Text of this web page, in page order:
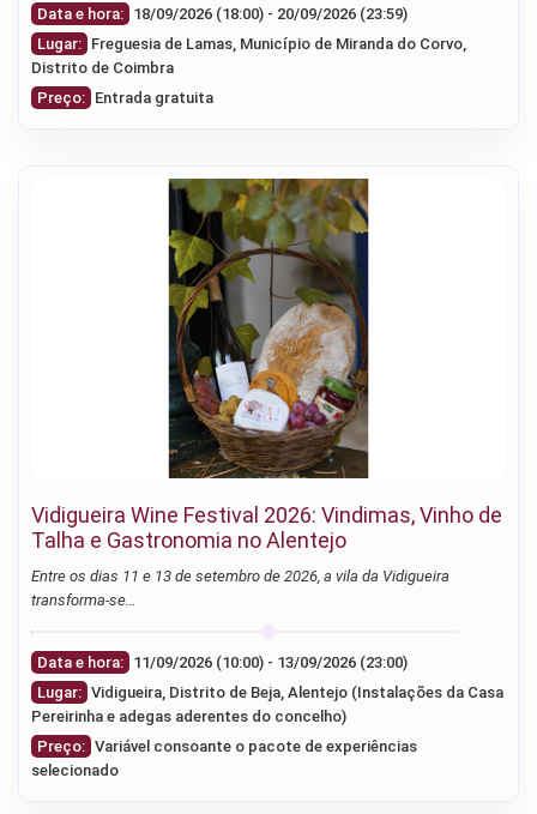
Data e hora:
18/09/2026 (18:00) - 20/09/2026 (23:59)
Lugar: Freguesia de Lamas, Município de Miranda do Corvo,
Distrito de Coimbra
Preço: Entrada gratuita
Vidigueira Wine Festival 2026: Vindimas, Vinho de
Talha e Gastronomia no Alentejo
Entre os dias 11 e 13 de setembro de 2026, a vila da Vidigueira
transforma-se…
Data e hora:
11/09/2026 (10:00) - 13/09/2026 (23:00)
Lugar: Vidigueira, Distrito de Beja, Alentejo (Instalações da Casa
Pereirinha e adegas aderentes do concelho)
Preço: Variável consoante o pacote de experiências
selecionado